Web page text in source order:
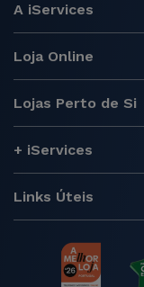
A iServices
Loja Online
Lojas Perto de Si
+ iServices
Links Úteis